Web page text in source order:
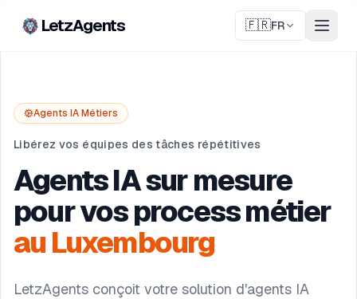
LetzAgents 🇫🇷FR
Agents IA Métiers
Libérez vos équipes des tâches répétitives
Agents IA sur mesure
pour vos process métier
au Luxembourg
LetzAgents conçoit votre solution d'agents IA